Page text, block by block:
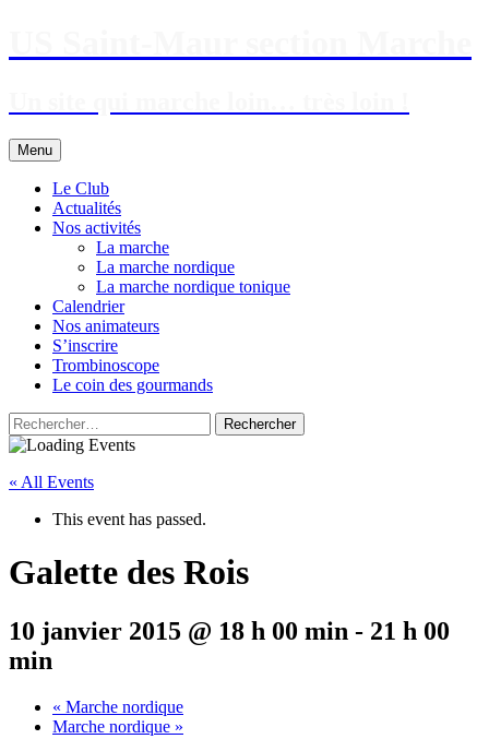
Menu Aller
au
contenu
Le Club
Actualités
Nos activités
La marche
La marche nordique
La marche nordique tonique
Calendrier
Nos animateurs
S’inscrire
Trombinoscope
Le coin des gourmands
Rechercher :
« All Events
This event has passed.
Galette des Rois
10 janvier 2015 @ 18 h 00 min - 21 h 00
min
« Marche nordique
Marche nordique »